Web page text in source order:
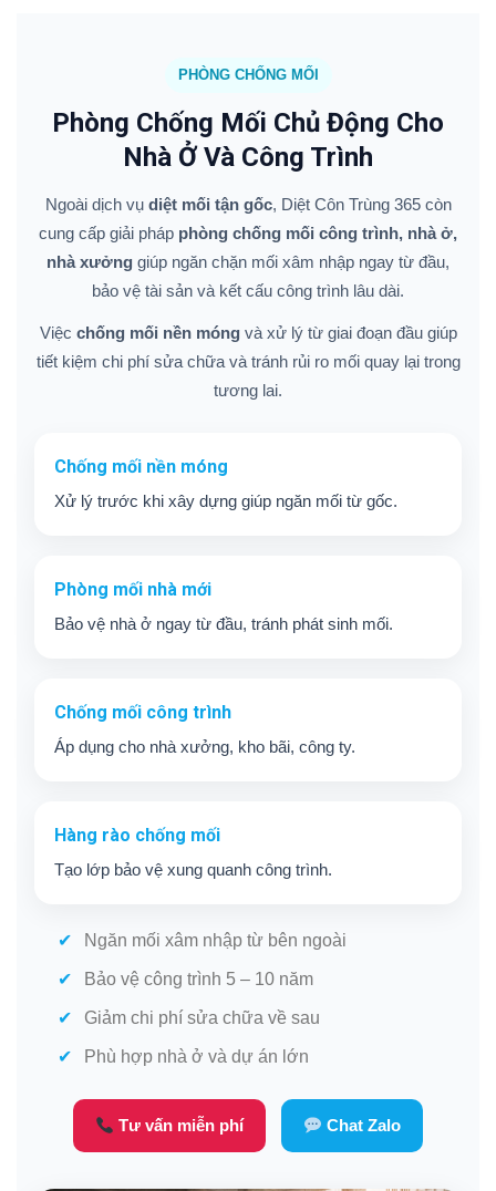
PHÒNG CHỐNG MỐI
Phòng Chống Mối Chủ Động Cho
Nhà Ở Và Công Trình
Ngoài dịch vụ diệt mối tận gốc, Diệt Côn Trùng 365 còn
cung cấp giải pháp phòng chống mối công trình, nhà ở,
nhà xưởng giúp ngăn chặn mối xâm nhập ngay từ đầu,
bảo vệ tài sản và kết cấu công trình lâu dài.
Việc chống mối nền móngvà xử lý từ giai đoạn đầu giúp
tiết kiệm chi phí sửa chữa và tránh rủi ro mối quay lại trong
tương lai.
Chống mối nền móng
Xử lý trước khi xây dựng giúp ngăn mối từ gốc.
Phòng mối nhà mới
Bảo vệ nhà ở ngay từ đầu, tránh phát sinh mối.
Chống mối công trình
Áp dụng cho nhà xưởng, kho bãi, công ty.
Hàng rào chống mối
Tạo lớp bảo vệ xung quanh công trình.
Ngăn mối xâm nhập từ bên ngoài
Bảo vệ công trình 5 – 10 năm
Giảm chi phí sửa chữa về sau
Phù hợp nhà ở và dự án lớn
Tư vấn miễn phí Chat Zalo